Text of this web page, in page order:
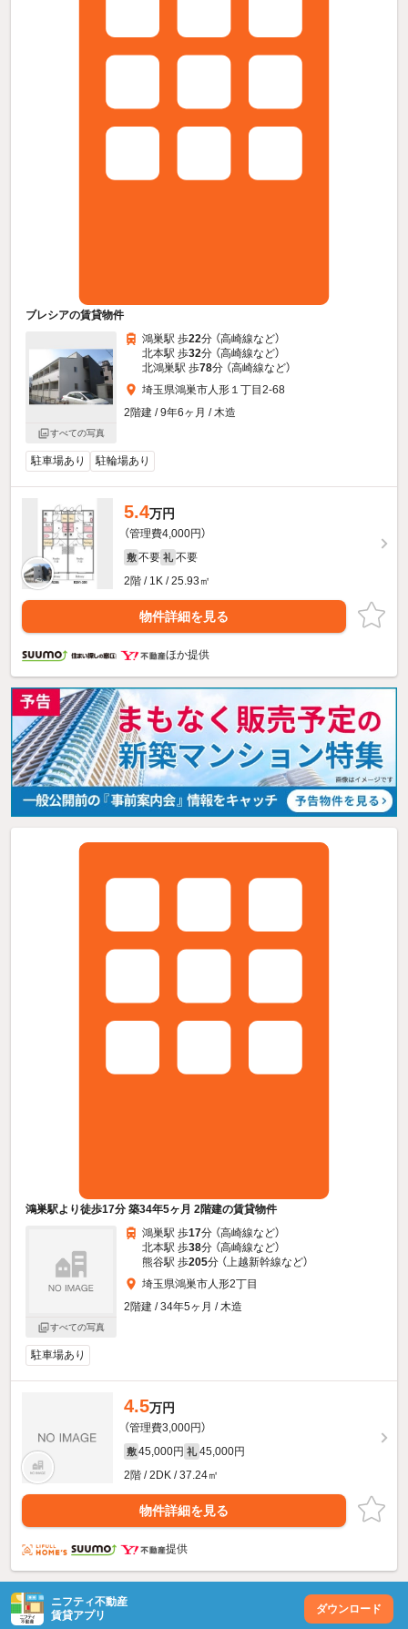
ブレシアの賃貸物件
すべての写真
鴻巣駅 歩22分 （高崎線など）
北本駅 歩32分 （高崎線など）
北鴻巣駅 歩78分 （高崎線など）
埼玉県鴻巣市人形１丁目2-68
2階建 / 9年6ヶ月 / 木造
駐車場あり 駐輪場あり
5.4万円
（管理費4,000円）
敷 不要 礼 不要
2階 / 1K / 25.93㎡
物件詳細を見る
ほか提供
鴻巣駅より徒歩17分 築34年5ヶ月 2階建の賃貸物件
すべての写真
鴻巣駅 歩17分 （高崎線など）
北本駅 歩38分 （高崎線など）
熊谷駅 歩205分 （上越新幹線など）
埼玉県鴻巣市人形2丁目
2階建 / 34年5ヶ月 / 木造
駐車場あり
4.5万円
（管理費3,000円）
敷 45,000円 礼 45,000円
2階 / 2DK / 37.24㎡
物件詳細を見る
提供
ニフティ不動産
賃貸アプリ
ダウンロード